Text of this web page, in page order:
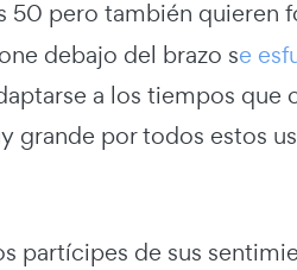
50 pero también quieren
debajo del brazo se
a los tiempos que
grande por todos estos
partícipes de sus